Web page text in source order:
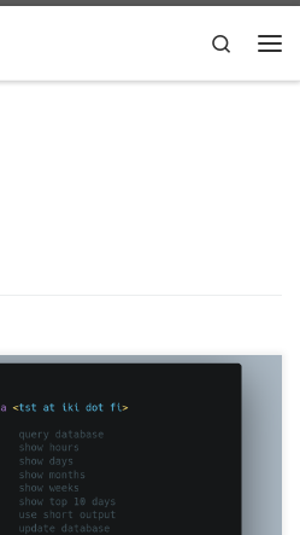
Search
vnstat 命令行参数
[…]